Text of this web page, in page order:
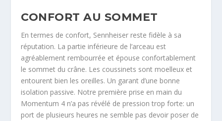
CONFORT AU SOMMET
En termes de confort, Sennheiser reste fidèle à sa
réputation. La partie inférieure de l’arceau est
agréablement rembourrée et épouse confortablement
le sommet du crâne. Les coussinets sont moelleux et
entourent bien les oreilles. Un garant d’une bonne
isolation passive. Notre première prise en main du
Momentum 4 n’a pas révélé de pression trop forte: un
port de plusieurs heures ne semble pas devoir poser de